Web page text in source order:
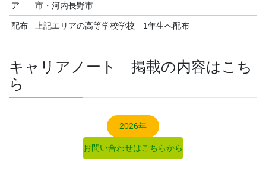
ア
市・河内長野市
配布 上記エリアの高等学校学校 1年生へ配布
キャリアノート 掲載の内容はこち
ら
2026年
お問い合わせはこちらから